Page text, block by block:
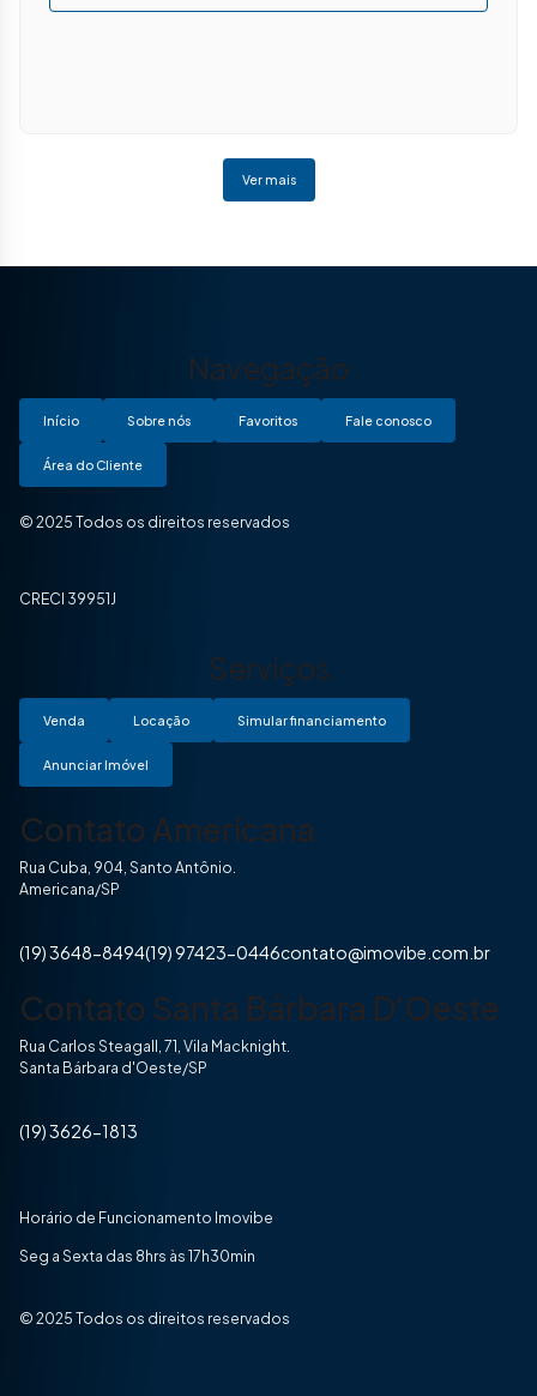
Navegação
Início Sobre nós Favoritos Fale conosco
Área do Cliente
© 2025 Todos os direitos reservados
CRECI 39951J
Serviços
Venda Locação Simular financiamento
Anunciar Imóvel
Contato Americana
Rua Cuba, 904, Santo Antônio.
Americana/SP
(19) 3648-8494(19) 97423-0446contato@imovibe.com.br
Contato Santa Bárbara D'Oeste
Rua Carlos Steagall, 71, Vila Macknight.
Santa Bárbara d'Oeste/SP
(19) 3626-1813
Horário de Funcionamento Imovibe
Seg a Sexta das 8hrs às 17h30min
© 2025 Todos os direitos reservados